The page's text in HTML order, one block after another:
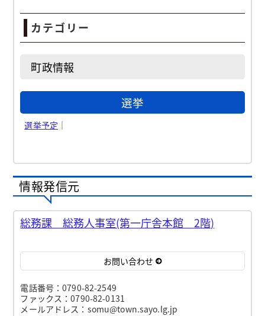
カテゴリー
町政情報
選挙
選挙予定 ｜
情報発信元
総務課 総務人事室(第一庁舎本館 2階)
お問い合わせ
電話番号：0790-82-2549
ファックス：0790-82-0131
メールアドレス：somu@town.sayo.lg.jp